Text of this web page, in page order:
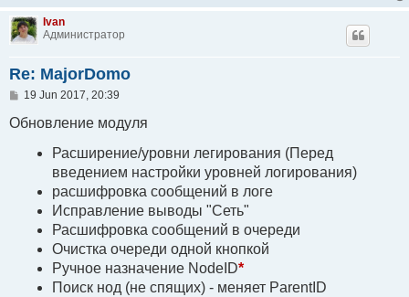
Ivan
Администратор
Re: MajorDomo
P
s
19 Jun 2017, 20:39
Обновление модуля
Расширение/уровни легирования (Перед
введением настройки уровней логирования)
расшифровка сообщений в логе
Исправление выводы "Сеть"
Расшифровка сообщений в очереди
Очистка очереди одной кнопкой
Ручное назначение NodeID*
Поиск нод (не спящих) - меняет ParentID